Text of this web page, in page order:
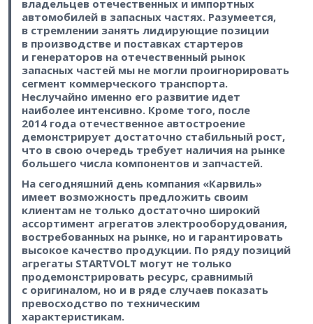
владельцев отечественных и импортных
автомобилей в запасных частях. Разумеется,
в стремлении занять лидирующие позиции
в производстве и поставках стартеров
и генераторов на отечественный рынок
запасных частей мы не могли проигнорировать
сегмент коммерческого транспорта.
Неслучайно именно его развитие идет
наиболее интенсивно. Кроме того, после
2014 года отечественное автостроение
демонстрирует достаточно стабильный рост,
что в свою очередь требует наличия на рынке
большего числа компонентов и запчастей.
На сегодняшний день компания «Карвиль»
имеет возможность предложить своим
клиентам не только достаточно широкий
ассортимент агрегатов электрооборудования,
востребованных на рынке, но и гарантировать
высокое качество продукции. По ряду позиций
агрегаты STARTVOLT могут не только
продемонстрировать ресурс, сравнимый
с оригиналом, но и в ряде случаев показать
превосходство по техническим
характеристикам.